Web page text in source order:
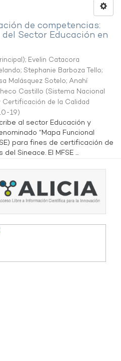
de competencias:
Sector Educación en
; Evelin Catacora
; Stephanie Barboza Tello;
Malásquez Sotelo; Anahí
Castillo (Sistema Nacional
Certificación de la Calidad
19)
al sector Educación y
“Mapa Funcional
para fines de certificación de
Sineace. El MFSE ...
la